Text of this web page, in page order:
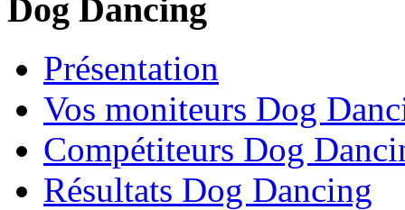
Dog Dancing
Présentation
Vos moniteurs Dog
Compétiteurs Dog
Résultats Dog Dancing